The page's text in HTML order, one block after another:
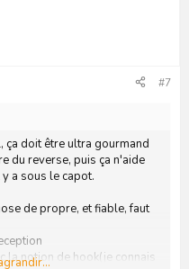
#7
ça doit être ultra gourmand
du reverse, puis ça n'aide
a sous le capot.
de propre, et fiable, faut
la notion de hook(je connais